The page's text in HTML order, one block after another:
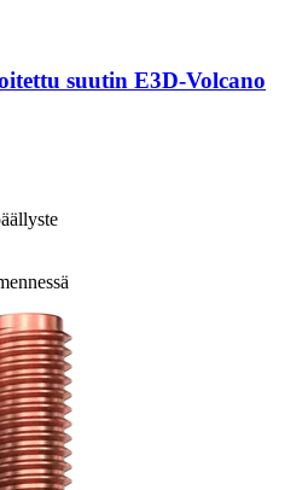
suutin E3D-​Volcano